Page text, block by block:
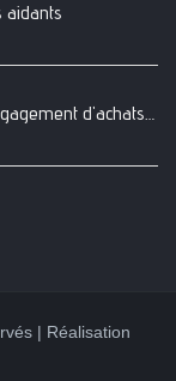
aidants
Un prix pour notre engagement d'achats de produits locaux
| Réalisation